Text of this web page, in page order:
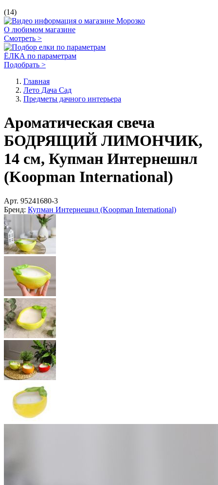
(14)
О любимом магазине
Смотреть >
ЁЛКА по параметрам
Подобрать >
Главная
Лето Дача Сад
Предметы дачного интерьера
Ароматическая свеча
БОДРЯЩИЙ ЛИМОНЧИК,
14 см, Купман Интернешнл
(Koopman International)
Арт. 95241680-3
Бренд: Купман Интернешнл (Koopman International)